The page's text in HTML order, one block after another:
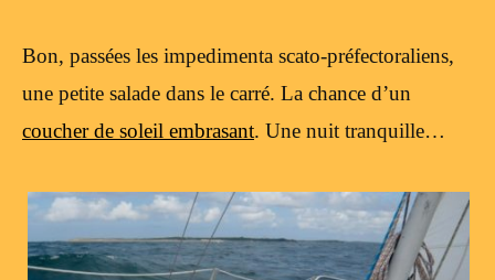
Bon, passées les impedimenta scato-préfectoraliens,
une petite salade dans le carré. La chance d’un
coucher de soleil embrasant. Une nuit tranquille…